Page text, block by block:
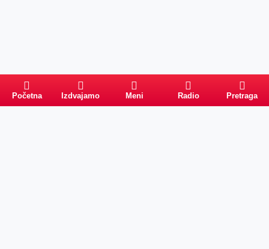
Početna Izdvajamo Meni Radio Pretraga